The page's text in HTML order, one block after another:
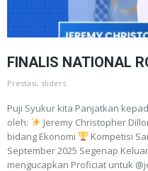
FINALIS NATIONAL
Prestasi, sliders
Puji Syukur kita Panjatkan
oleh:
Jeremy Christopher
bidang Ekonomi
Kompetisi
September 2025 Segenap
mengucapkan Proficiat untuk